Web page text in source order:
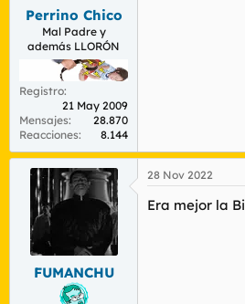
Perrino Chico
Mal Padre y
además LLORÓN
Registro
21 May 2009
Mensajes
28.870
Reacciones
8.144
FUMANCHU
28 Nov 2022
Era mejor la